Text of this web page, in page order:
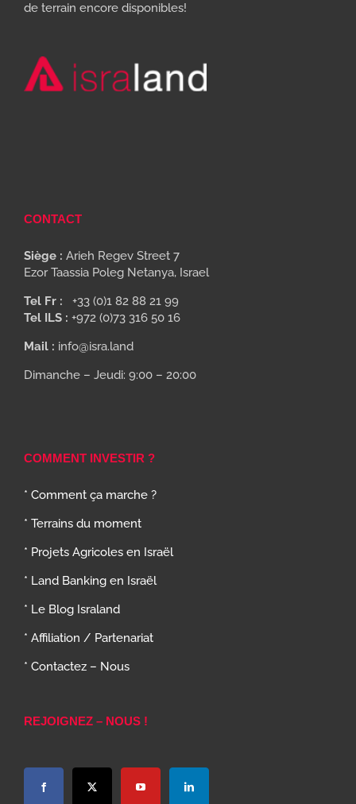
de terrain encore disponibles!
CONTACT
Siège : Arieh Regev Street 7
Ezor Taassia Poleg Netanya, Israel
Tel Fr : +33 (0)1 82 88 21 99
Tel ILS : +972 (0)73 316 50 16
Mail : info@isra.land
Dimanche – Jeudi: 9:00 – 20:00
COMMENT INVESTIR ?
* Comment ça marche ?
* Terrains du moment
* Projets Agricoles en Israël
* Land Banking en Israël
* Le Blog Israland
* Affiliation / Partenariat
* Contactez – Nous
REJOIGNEZ – NOUS !